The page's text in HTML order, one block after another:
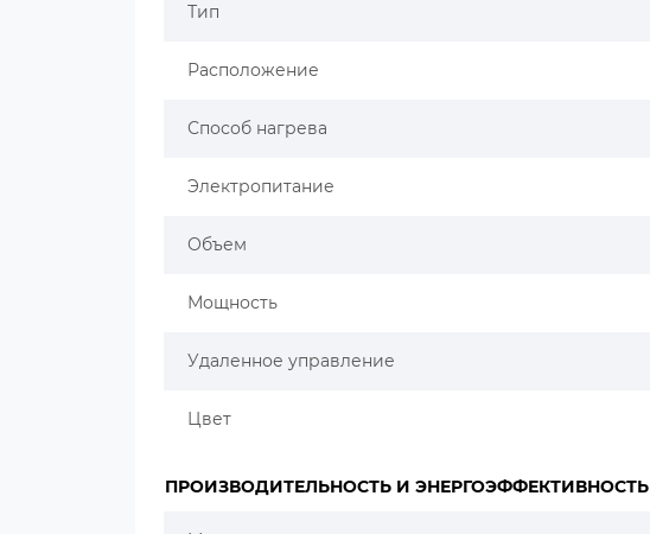
Тип
Расположение
Способ нагрева
Электропитание
Объем
Мощность
Удаленное управление
Цвет
ПРОИЗВОДИТЕЛЬНОСТЬ И ЭНЕРГОЭФФЕКТИВНОСТЬ